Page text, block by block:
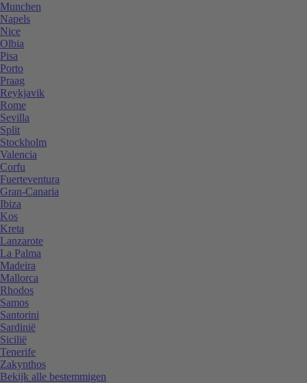
Munchen
Napels
Nice
Olbia
Pisa
Porto
Praag
Reykjavik
Rome
Sevilla
Split
Stockholm
Valencia
Corfu
Fuerteventura
Gran-Canaria
Ibiza
Kos
Kreta
Lanzarote
La Palma
Madeira
Mallorca
Rhodos
Samos
Santorini
Sardinië
Sicilië
Tenerife
Zakynthos
Bekijk alle bestemmigen